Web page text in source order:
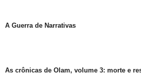
A Guerra de Narrativas
As crônicas de Olam, volume 3: morte e